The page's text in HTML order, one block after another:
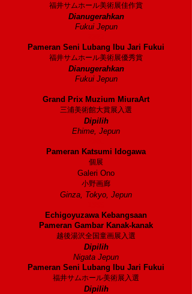
福井サムホール美術展佳作賞
Dianugerahkan
Fukui Jepun
Pameran Seni Lubang Ibu Jari Fukui
福井サムホール美術展優秀賞
Dianugerahkan
Fukui Jepun
Grand Prix Muzium MiuraArt
三浦美術館大賞展入選
Dipilih
Ehime, Jepun
Pameran Katsumi Idogawa
個展
Galeri Ono
小野画廊
Ginza, Tokyo, Jepun
Echigoyuzawa Kebangsaan
Pameran Gambar Kanak-kanak
越後湯沢全国童画展入選
Dipilih
Nigata Jepun
Pameran Seni Lubang Ibu Jari Fukui
福井サムホール美術展入選
Dipilih